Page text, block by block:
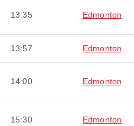
13:35 Edmonton
13:57 Edmonton
14:00 Edmonton
15:30 Edmonton